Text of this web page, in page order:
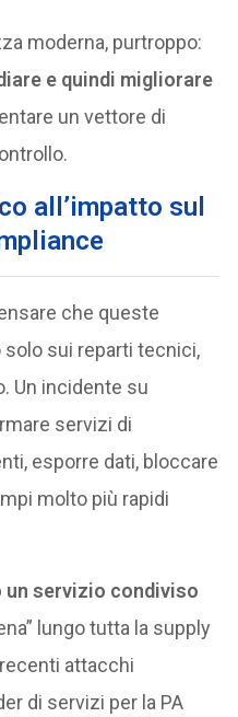
moderna, purtroppo:
e quindi migliorare
un vettore di
all’impatto sul
che queste
sui reparti tecnici,
Un incidente su
servizi di
esporre dati, bloccare
molto più rapidi
un servizio condiviso
lungo tutta la supply
attacchi
di servizi per la PA